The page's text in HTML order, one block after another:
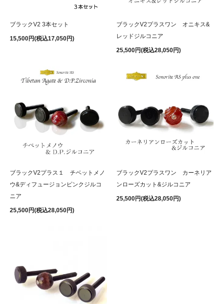
ブラックV2 3本セット
15,500円(税込17,050円)
ブラックV2プラスワン オニキス&
レッドジルコニア
25,500円(税込28,050円)
ブラックV2プラス１ チベットメノ
ウ&ディフュージョンピンクジルコ
ニア
25,500円(税込28,050円)
ブラックV2プラスワン カーネリア
ンローズカット&ジルコニア
25,500円(税込28,050円)